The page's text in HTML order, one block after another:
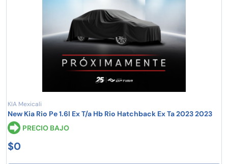
KIA Mexicali
New Kia Rio Pe 1.6l Ex T/a Hb Rio Hatchback Ex Ta 2023 2023
PRECIO BAJO
$0